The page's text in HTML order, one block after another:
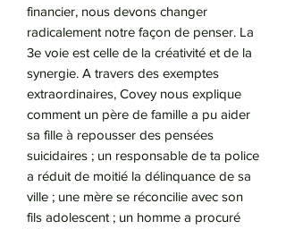
financier, nous devons changer
radicalement notre façon de penser. La
3e voie est celle de la créativité et de la
synergie. A travers des exemptes
extraordinaires, Covey nous explique
comment un père de famille a pu aider
sa fille à repousser des pensées
suicidaires ; un responsable de ta police
a réduit de moitié la délinquance de sa
ville ; une mère se réconcilie avec son
fils adolescent ; un homme a procuré